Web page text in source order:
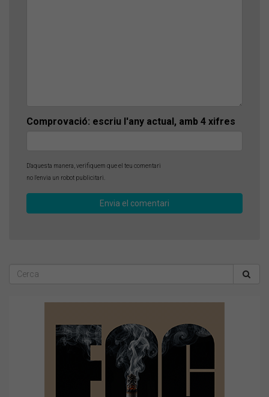
Comprovació: escriu l'any actual, amb 4 xifres
D'aquesta manera, verifiquem que el teu comentari
no l'envia un robot publicitari.